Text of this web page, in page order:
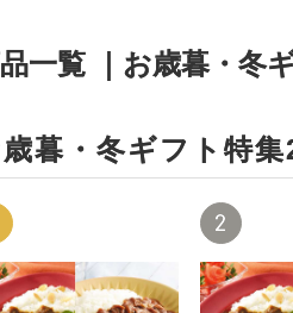
一覧 ｜お歳暮・冬
暮・冬ギフト特
2